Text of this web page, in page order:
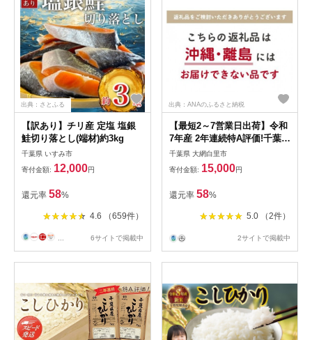
出典：さとふる
【訳あり】チリ産 定塩 塩銀
鮭切り落とし(端材)約3kg
千葉県 いすみ市
寄付金額: 12,000円
還元率 58%
4.6 （659件）
... 6サイトで掲載中
出典：ANAのふるさと納税
【最短2～7営業日出荷】令和
7年産 2年連続特A評価!千葉県
産コシヒカリ10kg（5kg×2
袋） E001
千葉県 大網白里市
寄付金額: 15,000円
還元率 58%
5.0 （2件）
2サイトで掲載中